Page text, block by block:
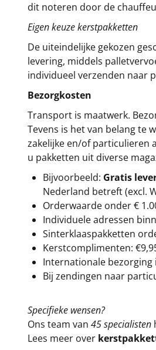
dit noteren door de
Eigen keuze kerstpakketten
De uiteindelijke gekozen
levering, middels
individueel verzenden naar
Bezorgkosten
Transport is maatwerk.
Tevens is het van belang te
zakelijke en/of particulieren
u pakketten uit diverse
Bijvoorbeeld: Gratis
Nederland betreft (excl.
Orderwaarde onder €
Individuele adressen
Sinterklaaspakketten
Kerstcomplimenten:
Internationale bezorging
Bij zendingen naar
Specifieke wensen?
Ons team van 45 specialisten
Lees meer over